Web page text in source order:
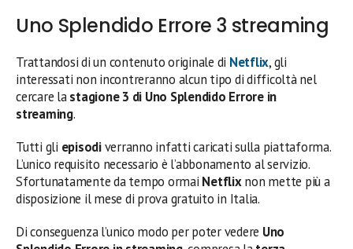
Uno Splendido Errore 3 streaming
Trattandosi di un contenuto originale di Netflix, gli
interessati non incontreranno alcun tipo di difficoltà nel
cercare lastagione 3 di Uno Splendido Errore in
streaming.
Tutti gli episodiverranno infatti caricati sulla piattaforma.
L’unico requisito necessario è l’abbonamento al servizio.
Sfortunatamente da tempo ormai Netflixnon mette più a
disposizione il mese di prova gratuito in Italia.
Di conseguenza l’unico modo per poter vedere Uno